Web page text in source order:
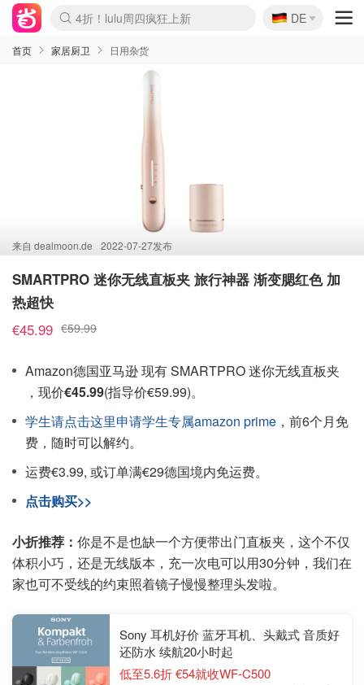
Boticinal 夏促开抢！
4折！lulu周四疯狂上新
还没结束！&OtherStories大促
Joybuy变相75折 随时失效
速领！Stanley独家85折
疑似霸哥！Camper额外叠85折
Zalando 奥莱闪促！每日更新
Moncler反季囤！5折起+叠9折
Coach Brooklyn仅€192
🇩🇪
DE
首页 家居厨卫 日用杂货
来自 dealmoon.de 2022-07-27发布
SMARTPRO 迷你无线直板夹 旅行神器 渐变腮红色 加
热超快
€45.99 €59.99
Amazon德国亚马逊 现有 SMARTPRO 迷你无线直板夹
，现价€45.99(指导价€59.99)。
学生请点击这里申请学生专属amazon prime ，前6个月免
费，随时可以解约。
运费€3.99, 或订单满€29德国境内免运费。
点击购买>>
小折推荐： 你是不是也缺一个方便带出门直板夹，这个不仅
体积小巧，还是无线版本，充一次电可以用30分钟，我们在
家也可不受线的约束照着镜子慢慢整理头发啦。
Sony 耳机好价 蓝牙耳机、头戴式 音质好
还防水 续航20小时起
低至5.6折 €54就收WF-C500